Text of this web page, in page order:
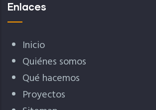
Enlaces
Inicio
Quiénes somos
Qué hacemos
Proyectos